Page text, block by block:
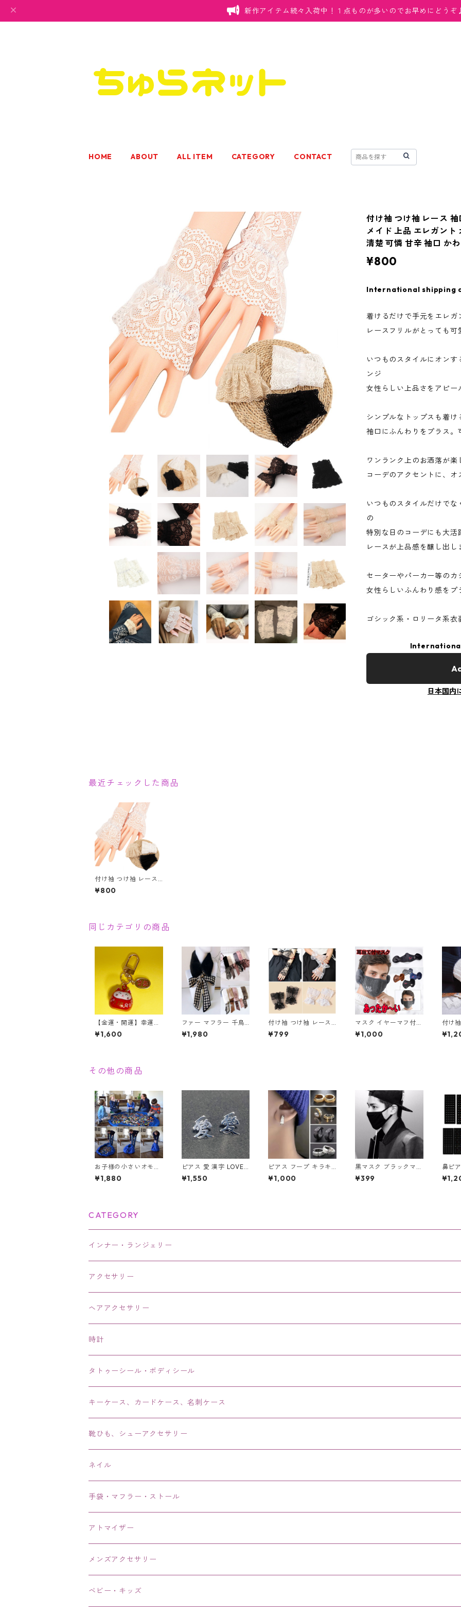
新作アイテム続々入荷中！１点ものが多いのでお早めにどう
HOME ABOUT ALL ITEM CATEGORY CONTACT
付け袖 つけ袖 レース
メイド 上品 エレガント
清楚 可憐 甘辛 袖口 か
¥800
International shipping
着けるだけで手元をエレガ
レースフリルがとっても可
いつものスタイルにオン
ンジ
女性らしい上品さをアピー
シンプルなトップスも着
袖口にふんわりをプラス
ワンランク上のお洒落が楽
コーデのアクセントに、オ
いつものスタイルだけで
の
特別な日のコーデにも大活
レースが上品感を醸し出し
セーターやパーカー等の
女性らしいふんわり感をプ
ゴシック系・ロリータ系
日本国内
最近チェックした商品
付け袖 つけ袖 レース
袖口 レディース つけ
そで レトロ メイド 上
かわいい フリル
¥800
同じカテゴリの商品
【金運・開運】幸運を
呼ぶ 招き猫 ネコ達磨
招財進寶 赤猫 縁起物
¥1,600
ファー マフラー 千鳥
格子柄 リボン つけ襟
ファー ティペット 黒
¥1,980
付け袖 つけ袖 レース
薄手 手首 長袖 袖口 リ
ボン ビジュー クリス
¥799
マスク イヤーマフ付
耳当て付 耳カバー フ
リース あったか 冬 暖
¥1,000
付け
レー
袖 袖
その他の商品
お子様の小さいオモチ
ャのお片付けのお悩み
解消！レゴマット収納
¥1,880
ピアス 愛 漢字 LOVE
鏡面 シルバー ユニセ
ック アクセサリー
¥1,550
ピアス フープ キラキ
ラ ゴールド シルバー
コンビ フープピアス
¥1,000
黒マスク ブラックマス
ク 布マスク 洗える マ
スク お洒落 ファッシ
¥399
鼻ピ
クリ
L字
リー
CATEGORY
インナー・ランジェリー
アクセサリー
ネックレス・チョーカー
ピアス・イヤリング・鼻ピアス
リング・指輪
ブレス・バングル・ブレスレット・腕輪
アンクレット
ヘアアクセサリー
時計
タトゥーシール・ボディシール
キーケース、カードケース、名刺ケース
靴ひも、シューアクセサリー
ネイル
手袋・マフラー・ストール
アトマイザー
メンズアクセサリー
リング、指輪
ベビー・キッズ